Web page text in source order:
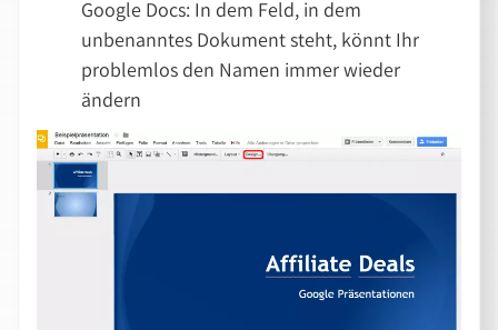
Google Docs: In dem Feld, in dem
unbenanntes Dokument steht, könnt Ihr
problemlos den Namen immer wieder
ändern